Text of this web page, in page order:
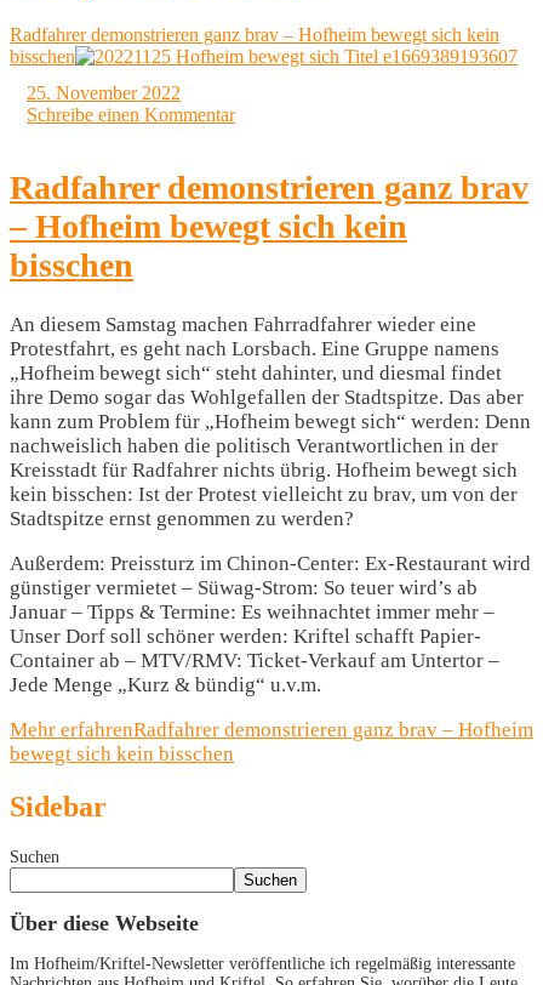
Radfahrer demonstrieren ganz brav – Hofheim bewegt sich kein
bisschen
25. November 2022
Schreibe einen Kommentar
Radfahrer demonstrieren ganz brav
– Hofheim bewegt sich kein
bisschen
An diesem Samstag machen Fahrradfahrer wieder eine
Protestfahrt, es geht nach Lorsbach. Eine Gruppe namens
„Hofheim bewegt sich“ steht dahinter, und diesmal findet
ihre Demo sogar das Wohlgefallen der Stadtspitze. Das aber
kann zum Problem für „Hofheim bewegt sich“ werden: Denn
nachweislich haben die politisch Verantwortlichen in der
Kreisstadt für Radfahrer nichts übrig. Hofheim bewegt sich
kein bisschen: Ist der Protest vielleicht zu brav, um von der
Stadtspitze ernst genommen zu werden?
Außerdem: Preissturz im Chinon-Center: Ex-Restaurant wird
günstiger vermietet – Süwag-Strom: So teuer wird’s ab
Januar – Tipps & Termine: Es weihnachtet immer mehr –
Unser Dorf soll schöner werden: Kriftel schafft Papier-
Container ab – MTV/RMV: Ticket-Verkauf am Untertor –
Jede Menge „Kurz & bündig“ u.v.m.
Mehr erfahrenRadfahrer demonstrieren ganz brav – Hofheim
bewegt sich kein bisschen
Sidebar
Suchen
Suchen
Über diese Webseite
Im Hofheim/Kriftel-Newsletter veröffentliche ich regelmäßig interessante